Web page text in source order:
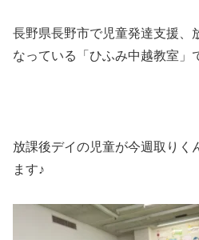
長野県長野市で児童発達支援、
なっている「ひふみ中越教室」
放課後デイの児童が今週取りく
ます♪